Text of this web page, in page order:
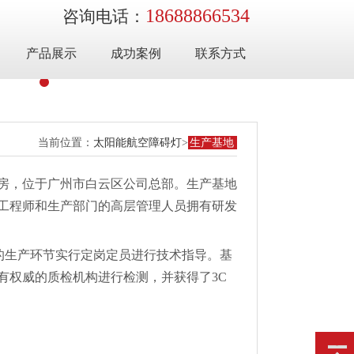
咨询电话： 18688866534
产品展示 成功案例 联系方式
当前位置： 太阳能航空障碍灯> 生产基地
，位于广州市白云区公司总部。生产基地
程师和生产部门的高层管理人员拥有研发
产环节实行定岗定员进行技术指导。基
权威的质检机构进行检测，并获得了3C